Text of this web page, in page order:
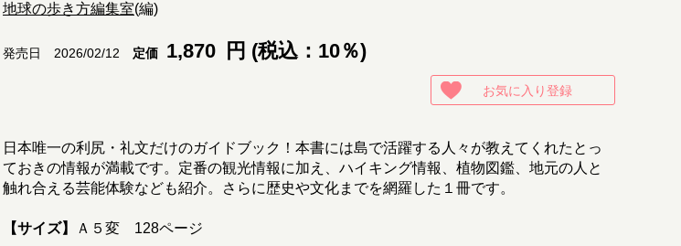
地球の歩き方編集室(編)
発売日 2026/02/12 定価 1,870 円 (税込：10％)
お気に入り登録
日本唯一の利尻・礼文だけのガイドブック！本書には島で活躍する人々が教えてくれたとっ
ておきの情報が満載です。定番の観光情報に加え、ハイキング情報、植物図鑑、地元の人と
触れ合える芸能体験なども紹介。さらに歴史や文化までを網羅した１冊です。
【サイズ】 Ａ５変 128ページ